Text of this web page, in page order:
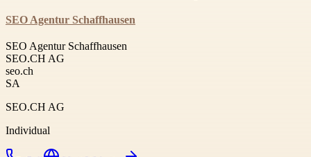
SEO Agentur Schaffhausen
SEO Agentur Schaffhausen
SEO.CH AG
seo.ch
SA
SEO.CH AG
Individual